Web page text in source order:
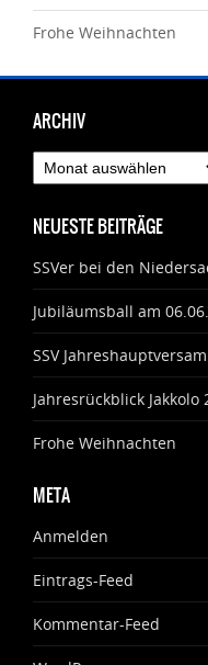
Frohe Weihnachten
ARCHIV
Archiv
NEUESTE BEITRÄGE
SSVer bei den
Jubiläumsball am
SSV
Jahresrückblick Jakkolo
Frohe Weihnachten
META
Anmelden
Eintrags-Feed
Kommentar-Feed